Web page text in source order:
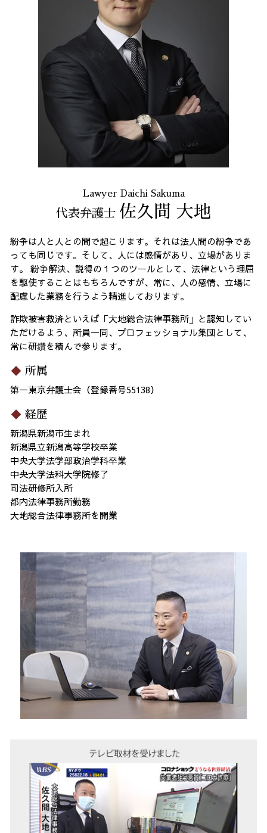
予防法務 とは
企業 法務 部
消費者被害 東京都 相談
企業法務 全国 弁護士
個人再生 東京都 弁護士
誹謗中傷 港区
通販 詐欺 港区 弁護士
誹謗中傷 品川区
消費者被害 東京都 弁護士
通販 詐欺 全国 弁護士
Lawyer Daichi Sakuma
代表弁護士 佐久間 大地
紛争は人と人との間で起こります。それは法人間の紛争であ
っても同じです。そして、人には感情があり、立場がありま
す。 紛争解決、説得の１つのツールとして、法律という理屈
を駆使することはもちろんですが、常に、人の感情、立場に
配慮した業務を行うよう精進しております。
詐欺被害救済といえば「大地総合法律事務所」と認知してい
ただけるよう、所員一同、プロフェッショナル集団として、
常に研鑽を積んで参ります。
所属
第一東京弁護士会（登録番号55138）
経歴
新潟県新潟市生まれ
新潟県立新潟高等学校卒業
中央大学法学部政治学科卒業
中央大学法科大学院修了
司法研修所入所
都内法律事務所勤務
大地総合法律事務所を開業